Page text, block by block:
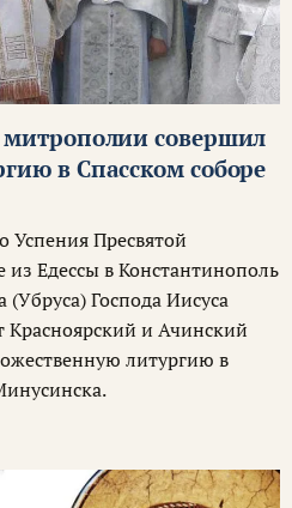
митрополии совершил
в Спасском соборе
Успения Пресвятой
Едессы в Константинополь
Господа Иисуса
и Ачинский
литургию в